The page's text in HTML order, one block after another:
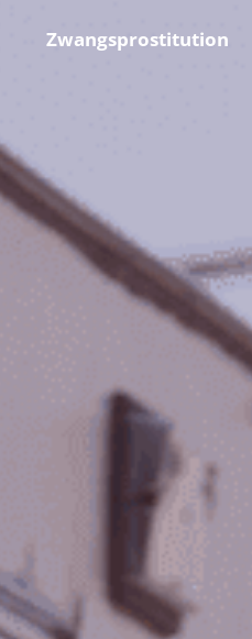
Zwangsprostitution